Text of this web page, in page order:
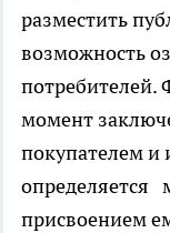
разместить
возможность
потребителей.
момент
покупателем и
определяется
присвоением